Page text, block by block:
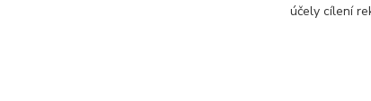
účely cílení